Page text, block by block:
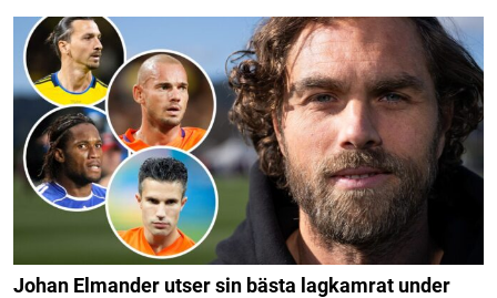
Johan Elmander utser sin bästa lagkamrat under